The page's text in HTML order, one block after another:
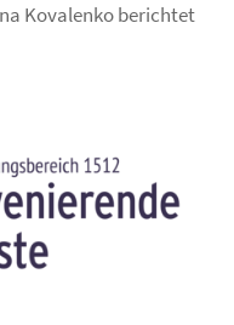
Kovalenko berichtet